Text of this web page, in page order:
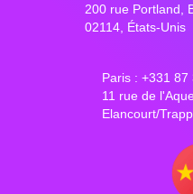
200 rue Portland,
02114, États-Unis
Paris : +331
11 rue de
Elancourt/